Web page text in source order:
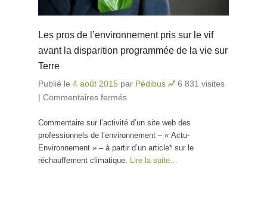
Les pros de l’environnement pris sur le vif
avant la disparition programmée de la vie sur
Terre
Publié le 4 août 2015 par Pédibus
6 831 visites
| Commentaires fermés
avant la disparition
programmée de la vie sur
Terre
Commentaire sur l’activité d’un site web des
professionnels de l’environnement – « Actu-
Environnement » – à partir d’un article* sur le
réchauffement climatique. Lire la suite…